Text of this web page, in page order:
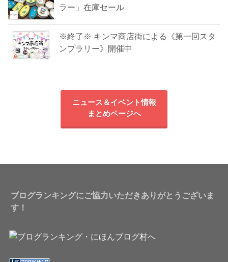
ラー」在庫セール
※終了※ キンマ商店街による《第一回スタ
ンプラリー》開催中
ニュース＆イベント情報
まとめページへ
ブログランキングにご協力いただきありがとうございま
す！